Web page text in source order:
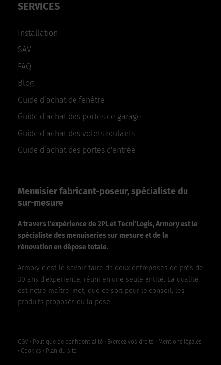
SERVICES
Installation
SAV
FAQ
Blog
Guide d’achat de fenêtre
Guide d’achat des portes de garage
Guide d’achat des volets roulants
Guide d’achat des portes d'entrée
Menuisier fabricant-poseur, spécialiste du
sur-mesure
A travers l’expérience de 2PL et Tecni’Logis, Armory est le
spécialiste des menuiseries sur mesure et de la
rénovation en dépose totale.
Armory c’est le savoir-faire de deux entreprises de près de
30 ans d’expérience, réuni en une seule entité. La qualité
est notre maître-mot, que ce soit pour le conseil, les
produits proposés ou la pose.
CGV • Politique de confidentialité• Exercez vos droits • Mentions légales
• Cookies • Plan du site